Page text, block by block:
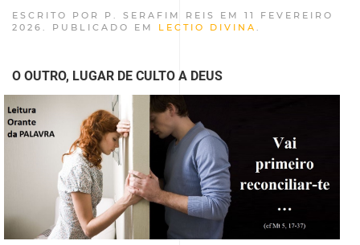
ESCRITO POR P. SERAFIM REIS EM 11 FEVEREIRO
2026 . PUBLICADO EM LECTIO DIVINA .
O OUTRO, LUGAR DE CULTO A DEUS